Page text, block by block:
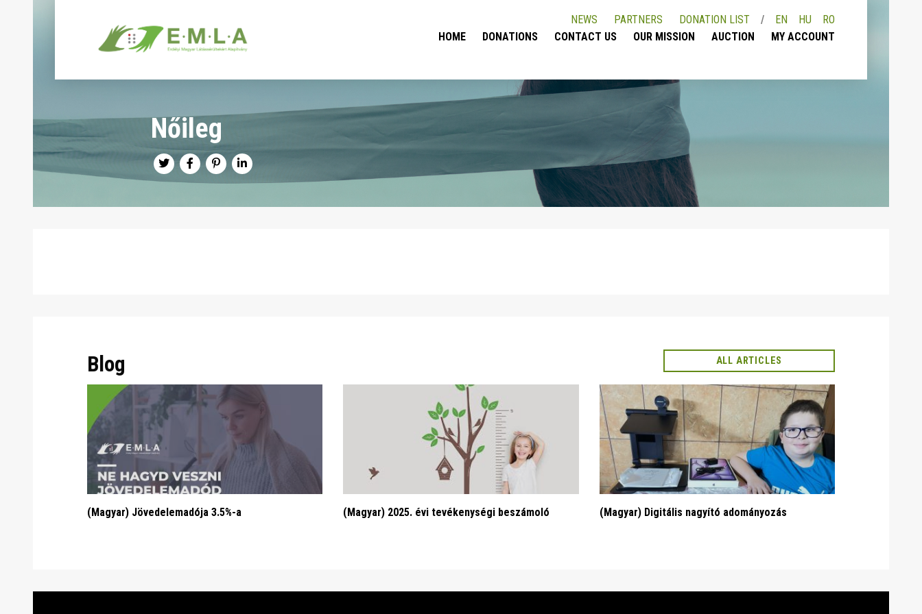
NEWS PARTNERS DONATION LIST EN HU
RO
HOME
DONATIONS CONTACT US OUR MISSION AUCTION MY ACCOUNT
Nőileg
Blog ALL ARTICLES
(Magyar) Jövedelemadója 3.5%-a (Magyar) 2025. évi tevékenységi beszámoló (Magyar) Digitális nagyító adományozás